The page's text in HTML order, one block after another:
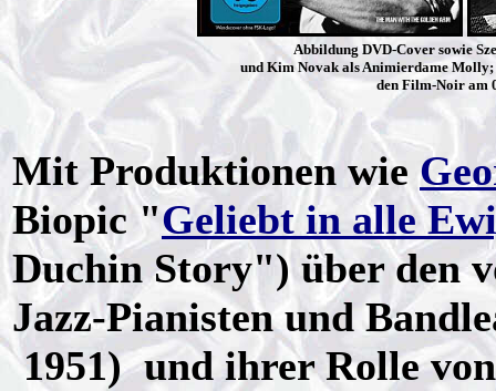
Abbildung DVD-Cover sowie
und Kim Novak als Animierdame
den Film-Noir am
Mit Produktionen wie
Biopic "Geliebt in alle
Duchin Story") über den
Jazz-Pianisten und
1951) und ihrer Rolle